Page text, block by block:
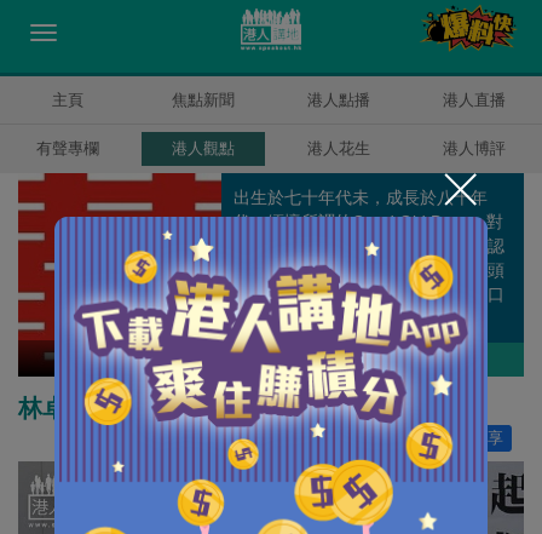
主頁 焦點新聞 港人點播 港人直播
有聲專欄 港人觀點 港人花生 港人博評
囍雨
出生於七十年代未，成長於八十年
代。緬懷所謂的Good Old Days，對
香港部份人時常嗟天怨地感無奈，認
為香港仍然是「只要努力，仍有出頭
天」的福地，不擅書寫中文，寧寫口
語。
作者其他博評
林卓廷 快「回水」！
分享
495